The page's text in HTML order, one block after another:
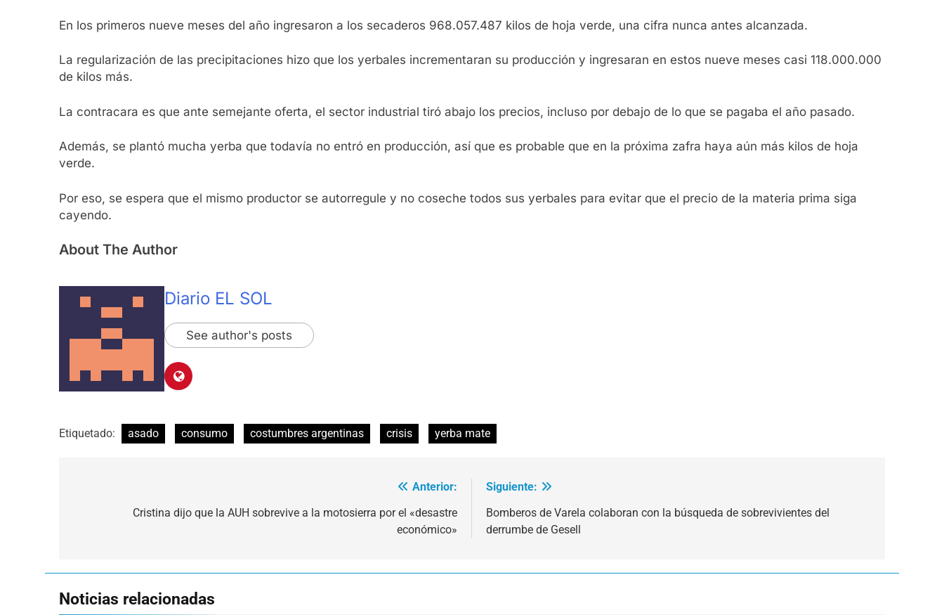
En los primeros nueve meses del año ingresaron a los secaderos 968.057.487 kilos de hoja verde, una cifra nunca antes alcanzada.
La regularización de las precipitaciones hizo que los yerbales incrementaran su producción y ingresaran en estos nueve meses casi 118.000.000
de kilos más.
La contracara es que ante semejante oferta, el sector industrial tiró abajo los precios, incluso por debajo de lo que se pagaba el año pasado.
Además, se plantó mucha yerba que todavía no entró en producción, así que es probable que en la próxima zafra haya aún más kilos de hoja
verde.
Por eso, se espera que el mismo productor se autorregule y no coseche todos sus yerbales para evitar que el precio de la materia prima siga
cayendo.
About The Author
Diario EL SOL
See author's posts
Etiquetado: asado consumo costumbres argentinas crisis yerba mate
Anterior:
Cristina dijo que la AUH sobrevive a la motosierra por el «desastre
económico»
Siguiente:
Bomberos de Varela colaboran con la búsqueda de sobrevivientes del
derrumbe de Gesell
Noticias relacionadas